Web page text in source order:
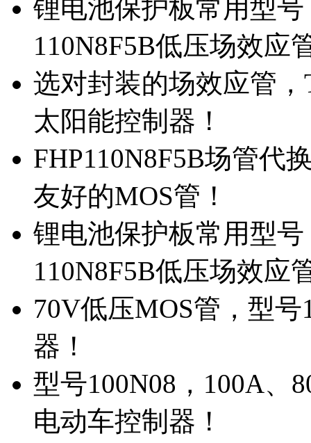
锂电池保护板常用型
110N8F5B低压场效应
选对封装的场效应管
太阳能控制器！
FHP110N8F5B场管代
友好的MOS管！
锂电池保护板常用型
110N8F5B低压场效应
70V低压MOS管，型
器！
型号100N08，100A、
电动车控制器！